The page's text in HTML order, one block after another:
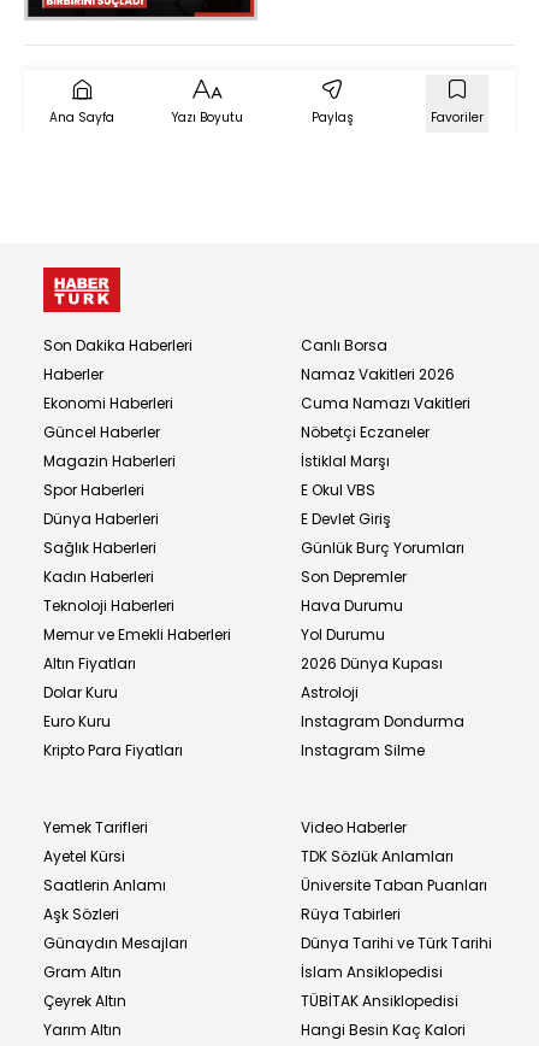
suçladı
Ana Sayfa Yazı Boyutu Paylaş Favoriler
Son Dakika Haberleri
Haberler
Ekonomi Haberleri
Güncel Haberler
Magazin Haberleri
Spor Haberleri
Dünya Haberleri
Sağlık Haberleri
Kadın Haberleri
Teknoloji Haberleri
Memur ve Emekli Haberleri
Altın Fiyatları
Dolar Kuru
Euro Kuru
Kripto Para Fiyatları
Canlı Borsa
Namaz Vakitleri 2026
Cuma Namazı Vakitleri
Nöbetçi Eczaneler
İstiklal Marşı
E Okul VBS
E Devlet Giriş
Günlük Burç Yorumları
Son Depremler
Hava Durumu
Yol Durumu
2026 Dünya Kupası
Astroloji
Instagram Dondurma
Instagram Silme
Yemek Tarifleri
Ayetel Kürsi
Saatlerin Anlamı
Aşk Sözleri
Günaydın Mesajları
Gram Altın
Çeyrek Altın
Yarım Altın
Video Haberler
TDK Sözlük Anlamları
Üniversite Taban Puanları
Rüya Tabirleri
Dünya Tarihi ve Türk Tarihi
İslam Ansiklopedisi
TÜBİTAK Ansiklopedisi
Hangi Besin Kaç Kalori